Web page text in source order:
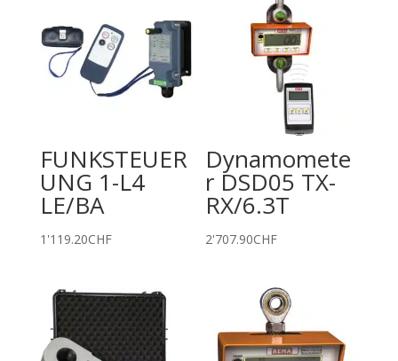
FUNKSTEUER
UNG 1-L4
LE/BA
1'119.20CHF
Dynamomete
r DSD05 TX-
RX/6.3T
2'707.90CHF